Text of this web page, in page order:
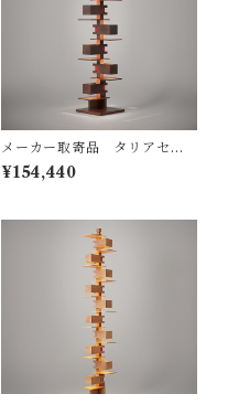
メーカー取寄品 タリアセン
TALIESIN3 ウォルナット 32
2S7265（S2311H）/ Frank
¥154,440